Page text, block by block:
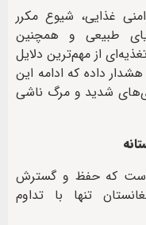
غذایی، شیوع مکرر
طبیعی و همچنین
از مهم‌ترین دلایل
داده که ادامه این
شدید و مرگ ناشی
است که حفظ و گسترش
تنها با تداوم